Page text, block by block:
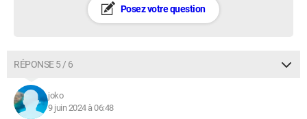
Posez votre question
RÉPONSE 5 / 6
joko
9 juin 2024 à 06:48